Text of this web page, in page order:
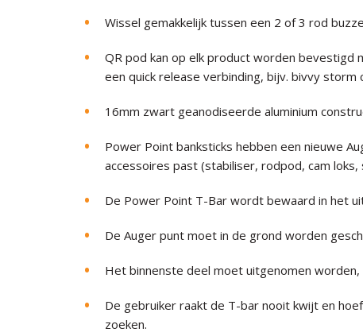
Wissel gemakkelijk tussen een 2 of 3 rod
QR pod kan op elk product worden
een quick release verbinding, bijv. bivvy storm
16mm zwart geanodiseerde aluminium
Power Point banksticks hebben een nieuwe
accessoires past (stabiliser, rodpod, cam loks,
De Power Point T-Bar wordt bewaard in het
De Auger punt moet in de grond worden
Het binnenste deel moet uitgenomen
De gebruiker raakt de T-bar nooit kwijt en
zoeken.